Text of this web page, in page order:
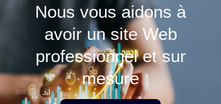
Nous vous aidons à
avoir un site Web
professionnel et sur
mesure